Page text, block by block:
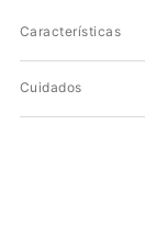
Características
Cuidados